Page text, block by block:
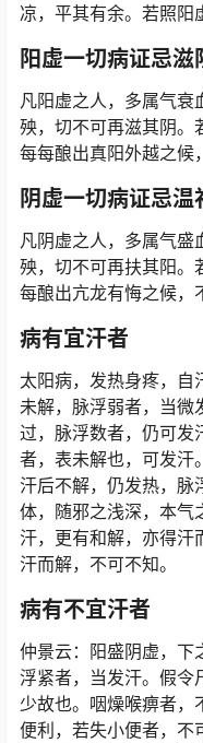
凉，平其有余。若照阳
阳虚一切病证忌滋
凡阳虚之人，多属气衰
殃，切不可再滋其阴。
每每酿出真阳外越之候
阴虚一切病证忌温
凡阴虚之人，多属气盛
殃，切不可再扶其阳。
每酿出亢龙有悔之候，
病有宜汗者
太阳病，发热身疼，自
未解，脉浮弱者，当微
过，脉浮数者，仍可发
者，表未解也，可发汗
汗后不解，仍发热，脉
体，随邪之浅深，本气
汗，更有和解，亦得汗
汗而解，不可不知。
病有不宜汗者
仲景云：阳盛阴虚，下
浮紧者，当发汗。假令
少故也。咽燥喉痹者，
便利，若失小便者，不